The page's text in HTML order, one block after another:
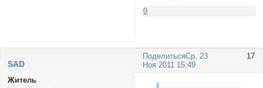
0
Поделиться 17
Ср, 23
Ноя 2011 15:49
SAD
Житель